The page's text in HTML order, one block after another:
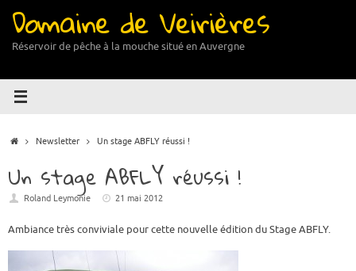
contenu
Domaine de Veirières
Réservoir de pêche à la mouche situé en Auvergne
AccueilNewsletter Un stage ABFLY réussi !
Un stage ABFLY réussi !
Roland Leymonie 21 mai 2012
Ambiance très conviviale pour cette nouvelle édition du Stage ABFLY.